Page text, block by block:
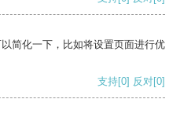
简化一下，比如将设置页面进行优
支持[0] 反对[0]